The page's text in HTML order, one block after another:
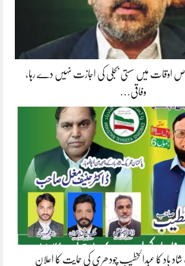
اوقات میں سستی بجلی کی اجازت نہیں دے رہا،
وفاقی…